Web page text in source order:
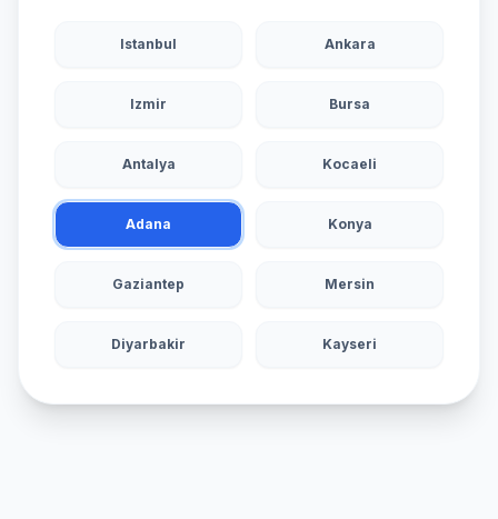
Istanbul Ankara
Izmir Bursa
Antalya Kocaeli
Adana Konya
Gaziantep Mersin
Diyarbakir Kayseri